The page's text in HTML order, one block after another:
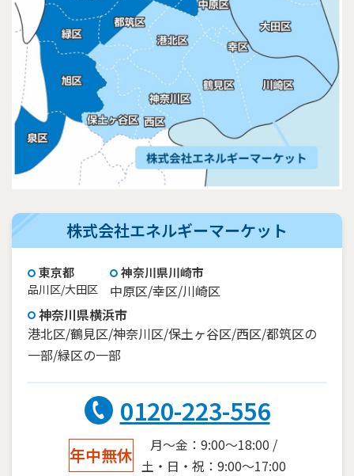
株式会社エネルギーマーケット
東京都
品川区/大田区
神奈川県川崎市
中原区/幸区/川崎区
神奈川県横浜市
港北区/鶴見区/神奈川区/保土ヶ谷区/西区/都筑区の
一部/緑区の一部
0120-223-556
年中無休
月～金：9:00～18:00 /
土・日・祝：9:00～17:00